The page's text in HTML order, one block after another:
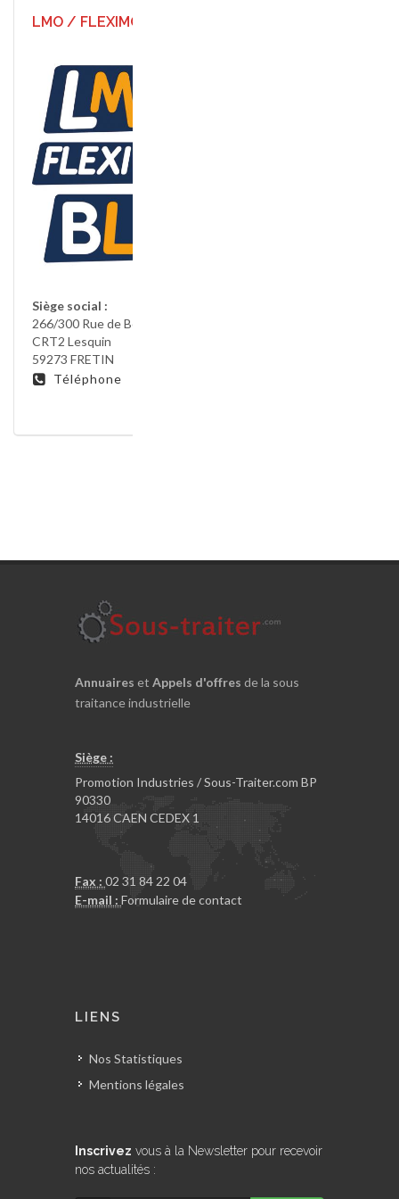
LMO / FLEXIMO / BLI
Siège social :
266/300 Rue de Berzin
CRT2 Lesquin
59273 FRETIN
Téléphone
Annuaires et Appels d'offres de la sous
traitance industrielle
Siège :
Promotion Industries / Sous-Traiter.com BP
90330
14016 CAEN CEDEX 1
Fax : 02 31 84 22 04
E-mail : Formulaire de contact
LIENS
Nos Statistiques
Mentions légales
Inscrivez vous à la Newsletter pour recevoir
nos actualités :